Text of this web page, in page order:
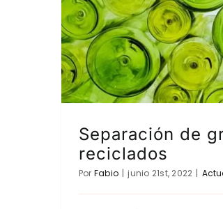
Separación de
reciclados
Por Fabio | junio 21st, 2022 |